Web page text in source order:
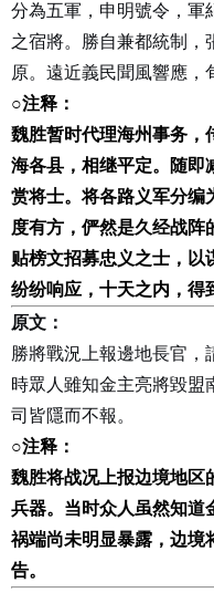
分為五軍，申明號令，軍
之宿將。勝自兼都統制，
原。遠近義民聞風響應，
○注释：
魏胜暂时代理海州事务，
海各县，相继平定。随即
赏将士。将各路义军分编
度有方，俨然是久经战阵
贴榜文招募忠义之士，以
纷纷响应，十天之内，得
原文：
勝將戰況上報邊地長官，
時眾人雖知金主亮將毀盟
司皆隱而不報。
○注释：
魏胜将战况上报边境地区
兵器。当时众人虽然知道
祸端尚未明显暴露，边境
告。